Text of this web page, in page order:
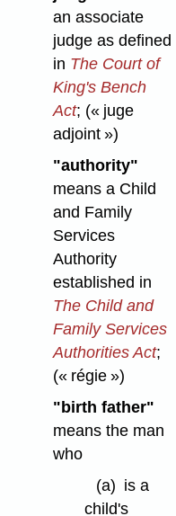
an associate
judge as defined
in The Court of
King's Bench
Act; (« juge
adjoint »)
"authority"
means a Child
and Family
Services
Authority
established in
The Child and
Family Services
Authorities Act;
(« régie »)
"birth father"
means the man
who
(a) is a
child's